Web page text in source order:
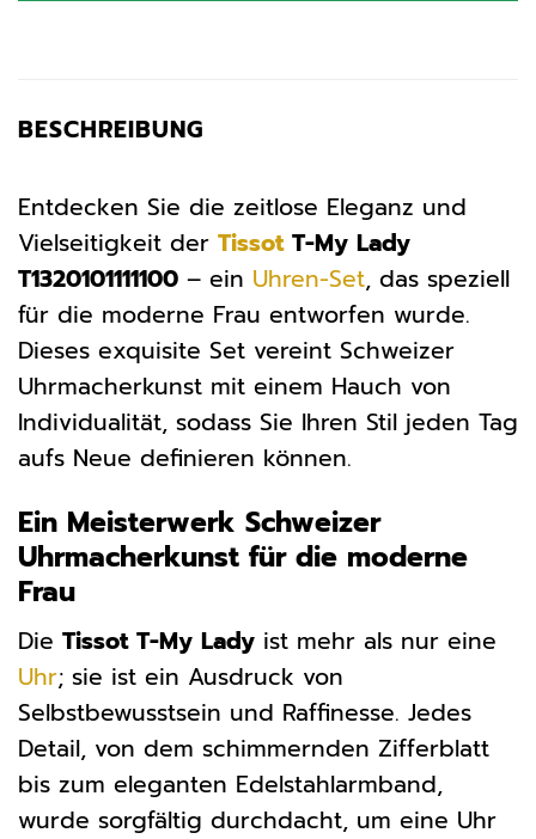
BESCHREIBUNG
Entdecken Sie die zeitlose Eleganz und
Vielseitigkeit der TissotT-My Lady
T1320101111100 – ein Uhren-Set, das speziell
für die moderne Frau entworfen wurde.
Dieses exquisite Set vereint Schweizer
Uhrmacherkunst mit einem Hauch von
Individualität, sodass Sie Ihren Stil jeden Tag
aufs Neue definieren können.
Ein Meisterwerk Schweizer
Uhrmacherkunst für die moderne
Frau
Die Tissot T-My Lady ist mehr als nur eine
Uhr; sie ist ein Ausdruck von
Selbstbewusstsein und Raffinesse. Jedes
Detail, von dem schimmernden Zifferblatt
bis zum eleganten Edelstahlarmband,
wurde sorgfältig durchdacht, um eine Uhr